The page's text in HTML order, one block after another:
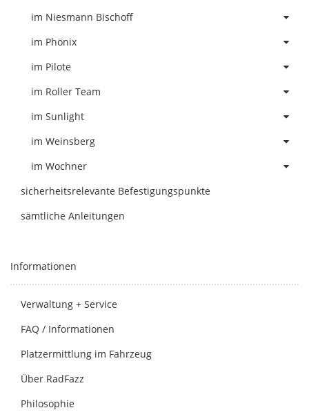
im Niesmann Bischoff
im Phönix
im Pilote
im Roller Team
im Sunlight
im Weinsberg
im Wochner
sicherheitsrelevante Befestigungspunkte
sämtliche Anleitungen
Informationen
Verwaltung + Service
FAQ / Informationen
Platzermittlung im Fahrzeug
Über RadFazz
Philosophie